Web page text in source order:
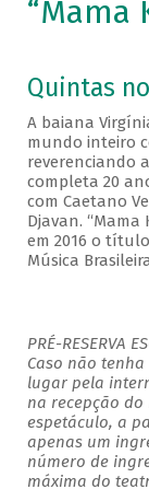
“Mama
Quintas no
A baiana
mundo inteiro
reverenciando
completa 20
com Caetano
Djavan.
em 2016 o
Música
PRÉ-RESERVA
Caso não
lugar pela
na recepção do
espetáculo, a
apenas um
número de
máxima do